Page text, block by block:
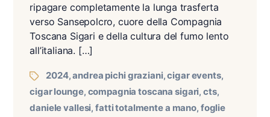
ripagare completamente la lunga trasferta
verso Sansepolcro, cuore della Compagnia
Toscana Sigari e della cultura del fumo lento
all’italiana. […]
2024,andrea pichi graziani,cigar events,
cigar lounge, compagnia toscana sigari,cts,
daniele vallesi,fatti totalmente a mano, foglie